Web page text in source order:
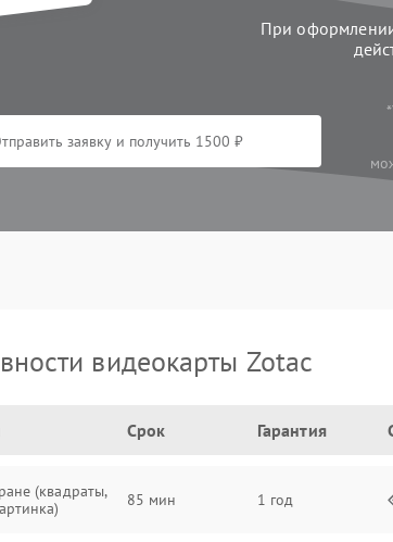
При оформлении
заявку и получить 1500 ₽
видеокарты Zotac
Срок Гарантия
(квадраты,
85 мин 1 год